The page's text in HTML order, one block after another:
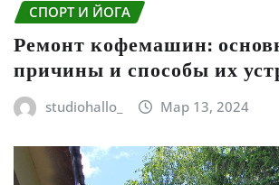
СПОРТ И ЙОГА
Ремонт кофемашин:
причины и способы их
studiohallo_ Мар 13, 2024